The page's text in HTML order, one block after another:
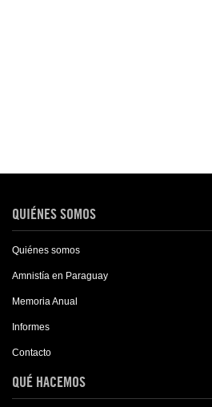
QUIÉNES SOMOS
Quiénes somos
Amnistía en Paraguay
Memoria Anual
Informes
Contacto
QUÉ HACEMOS